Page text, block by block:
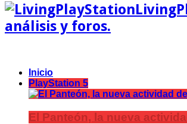
análisis y foros.
Inicio
PlayStation 5
El Panteón, la nueva